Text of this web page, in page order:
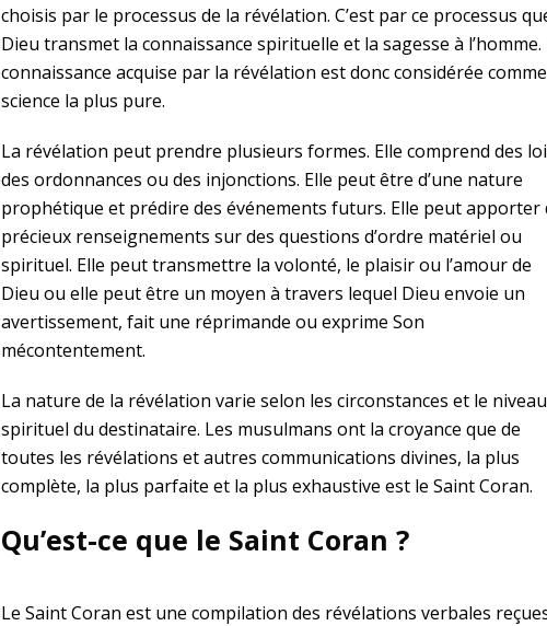
choisis par le processus de la révélation. C’est par ce processus
Dieu transmet la connaissance spirituelle et la sagesse à l’homme.
connaissance acquise par la révélation est donc considérée
science la plus pure.
La révélation peut prendre plusieurs formes. Elle comprend des
des ordonnances ou des injonctions. Elle peut être d’une nature
prophétique et prédire des événements futurs. Elle peut apporter
précieux renseignements sur des questions d’ordre matériel ou
spirituel. Elle peut transmettre la volonté, le plaisir ou l’amour de
Dieu ou elle peut être un moyen à travers lequel Dieu envoie un
avertissement, fait une réprimande ou exprime Son
mécontentement.
La nature de la révélation varie selon les circonstances et le niveau
spirituel du destinataire. Les musulmans ont la croyance que de
toutes les révélations et autres communications divines, la plus
complète, la plus parfaite et la plus exhaustive est le Saint Coran.
Qu’est-ce que le Saint Coran ?
Le Saint Coran est une compilation des révélations verbales